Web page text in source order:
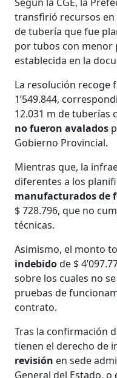
transfirió recursos en
de tubería que fue
por tubos con menor
establecida en la
La resolución recoge
1’549.844,
12.031 m de tuberías
no fueron avalados
Gobierno Provincial.
Mientras que, la
diferentes a los
manufacturados de
$ 728.796, que no
técnicas.
Asimismo, el monto
indebidode $
sobre los cuales no
pruebas de
contrato.
Tras la confirmación
tienen el derecho de
revisión en sede
General del Estado,